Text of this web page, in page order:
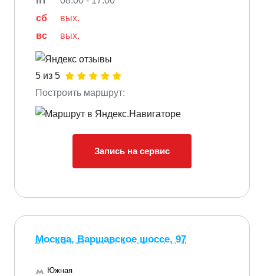
сб
вых.
вс
вых.
5 из 5
Построить маршрут:
Запись на сервис
Москва, Варшавское шоссе, 97
Южная